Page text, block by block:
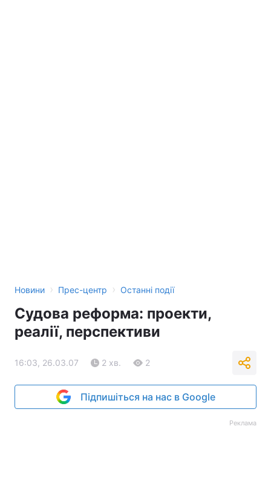
Новини › Прес-центр › Останні події
Судова реформа: проекти,
реалії, перспективи
16:03, 26.03.07 2 хв. 2
Підпишіться на нас в Google
Реклама